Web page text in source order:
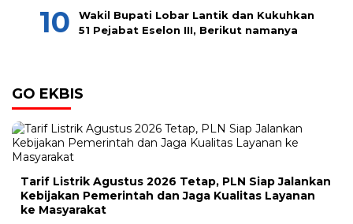
Wakil Bupati Lobar Lantik dan Kukuhkan
51 Pejabat Eselon III, Berikut namanya
GO EKBIS
Tarif Listrik Agustus 2026 Tetap, PLN Siap Jalankan
Kebijakan Pemerintah dan Jaga Kualitas Layanan
ke Masyarakat